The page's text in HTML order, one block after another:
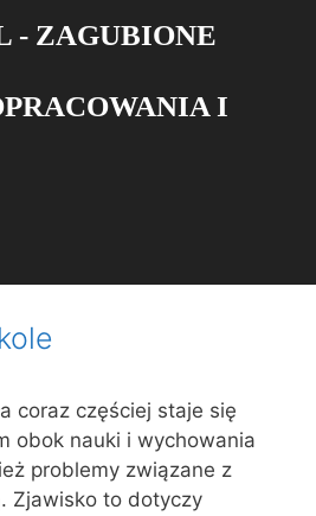
- ZAGUBIONE
I
coraz częściej staje się
obok nauki i wychowania
problemy związane z
Zjawisko to dotyczy